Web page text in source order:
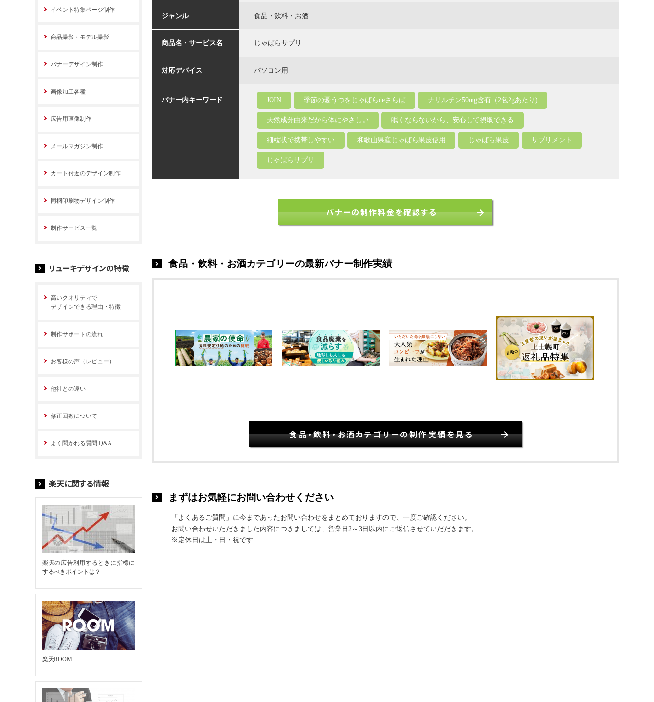
ジャンル 食品・飲料・お酒
商品名・サービス名 じゃばらサプリ
対応デバイス パソコン用
バナー内キーワード JOIN 季節の憂うつをじゃばらdeさらば ナリルチン50mg含有（2包2gあたり)
天然成分由来だから体にやさしい 眠くならないから、安心して摂取できる
細粒状で携帯しやすい 和歌山県産じゃばら果皮使用 じゃばら果皮 サプリメント
じゃばらサプリ
バナーの制作料金を確認する
食品・飲料・お酒カテゴリーの最新バナー制作実績
食品・飲料・お酒カテゴリーの制作実績を見る
まずはお気軽にお問い合わせください
「よくあるご質問」に今まであったお問い合わせをまとめておりますので、一度ご確認ください。
お問い合わせいただきました内容につきましては、営業日2～3日以内にご返信させていだだきます。
※定休日は土・日・祝です
イベント特集ページ制作
商品撮影・モデル撮影
バナーデザイン制作
画像加工各種
広告用画像制作
メールマガジン制作
カート付近のデザイン制作
同梱印刷物デザイン制作
制作サービス一覧
リューキデザインの特徴
高いクオリティで
デザインできる理由・特徴
制作サポートの流れ
お客様の声（レビュー）
他社との違い
修正回数について
よく聞かれる質問 Q&A
楽天に関する情報
楽天の広告利用するときに指標に
するべきポイントは？
楽天ROOM